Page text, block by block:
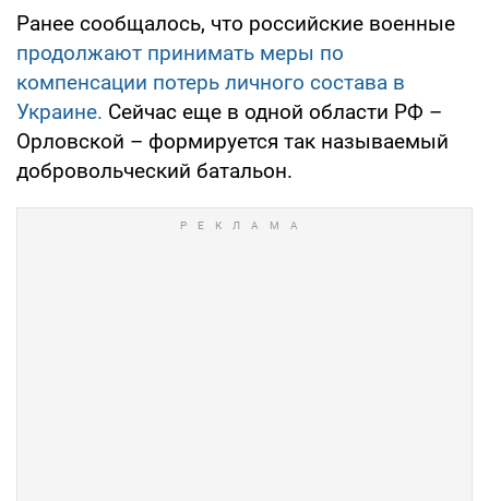
Ранее сообщалось, что российские военные
продолжают принимать меры по
компенсации потерь личного состава в
Украине. Сейчас еще в одной области РФ –
Орловской – формируется так называемый
добровольческий батальон.